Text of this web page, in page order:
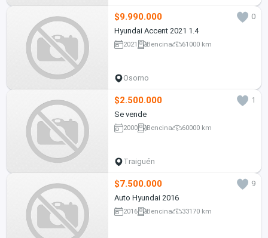
$9.990.000
0
Hyundai Accent 2021 1.4
2021 Bencina 61000 km
Osorno
$2.500.000
1
Se vende
2000 Bencina 60000 km
Traiguén
$7.500.000
9
Auto Hyundai 2016
2016 Bencina 33170 km